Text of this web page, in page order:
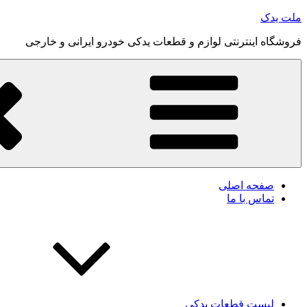
رفتن
محتوا
ملت یدک
فروشگاه اینترنتی لوازم و قطعات یدکی خودرو ایرانی و خارجی
صفحه اصلی
تماس با ما
لیست قطعات یدکی